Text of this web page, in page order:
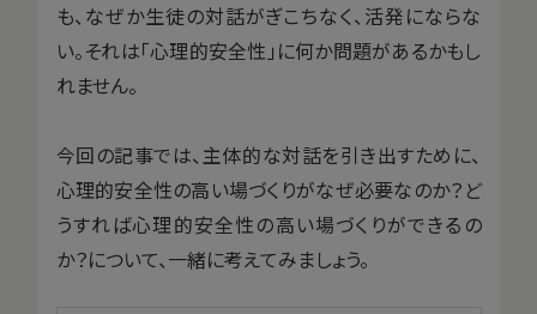
も、なぜか生徒の対話がぎこちなく、活発にならな
い。それは「心理的安全性」に何か問題があるかもし
れません。
今回の記事では、主体的な対話を引き出すために、
心理的安全性の高い場づくりがなぜ必要なのか？ど
うすれば心理的安全性の高い場づくりができるの
か？について、一緒に考えてみましょう。